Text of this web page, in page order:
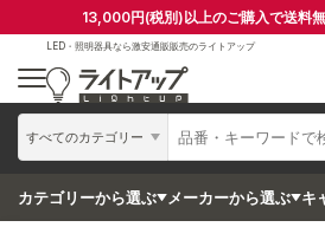
13,000円(税別)以上のご購入で送料
LED・照明器具なら激安通販販売のライトアップ
すべてのカテゴリー
カテゴリーから選ぶ メーカーから選ぶ キ